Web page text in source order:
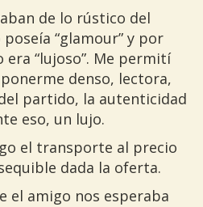
de lo rústico del
“glamour” y por
“lujoso”. Me permití
denso, lectora,
partido, la autenticidad
eso, un lujo.
el transporte al precio
dada la oferta.
el amigo nos esperaba